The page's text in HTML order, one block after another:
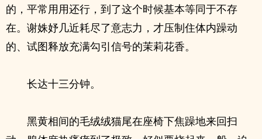
的，平常用用还行，到了这个时候基本等同于不存
在。谢姝妤几近耗尽了意志力，才压制住体内躁动
的、试图释放充满勾引信号的茉莉花香。
长达十三分钟。
黑黄相间的毛绒绒猫尾在座椅下焦躁地来回扫